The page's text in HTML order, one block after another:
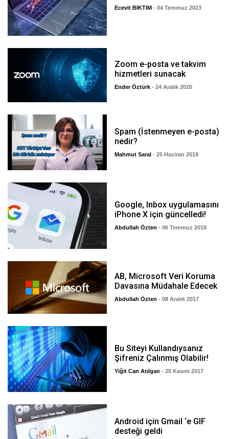
Ecevit BIKTIM - 04 Temmuz 2023
Zoom e-posta ve takvim
hizmetleri sunacak
Ender Öztürk - 24 Aralık 2020
Spam (İstenmeyen e-posta)
nedir?
Mahmut Saral - 25 Haziran 2019
Google, Inbox uygulamasını
iPhone X için güncelledi!
Abdullah Özten - 06 Temmuz 2018
AB, Microsoft Veri Koruma
Davasına Müdahale Edecek
Abdullah Özten - 08 Aralık 2017
Bu Siteyi Kullandıysanız
Şifreniz Çalınmış Olabilir!
Yiğit Can Atılgan - 25 Kasım 2017
Android için Gmail ‘e GIF
desteği geldi